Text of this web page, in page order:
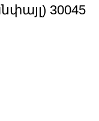
30045